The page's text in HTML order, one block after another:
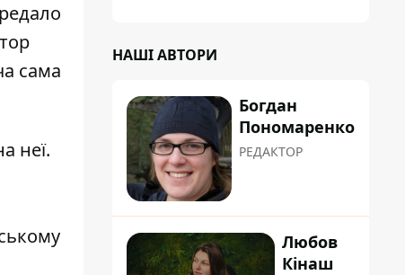
сама
неї.
НАШІ АВТОРИ
Богдан
Пономаренко
РЕДАКТОР
Любов
Кінаш